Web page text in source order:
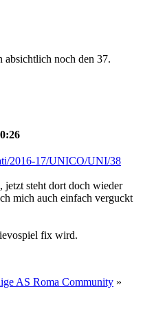
absichtlich noch den 37.
2016-17/UNICO/UNI/38
jetzt steht dort doch wieder
mich auch einfach verguckt
fix wird.
AS Roma Community »